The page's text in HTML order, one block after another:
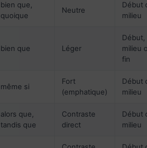
bien que,
quoique
Neutre
Début
milieu
bien que Léger
Début,
milieu
fin
même si
Fort
(emphatique)
Début
milieu
alors que,
tandis que
Contraste
direct
Début
milieu